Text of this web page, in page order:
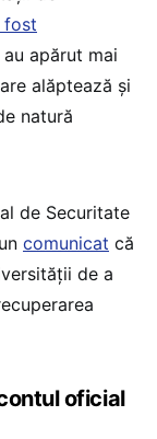
fost
au apărut mai
alăptează și
natură
de Securitate
comunicat că
de a
oficial